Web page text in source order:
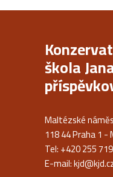
škola
Maltézské
118 44 Praha 1
Tel: +420 255
E-mail: